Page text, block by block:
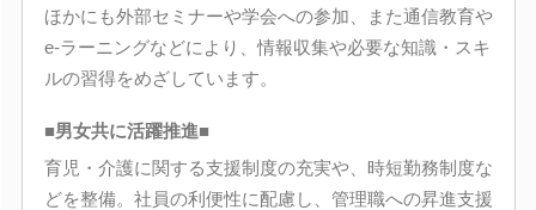
ほかにも外部セミナーや学会への参加、また通信教育や
e-ラーニングなどにより、情報収集や必要な知識・スキ
ルの習得をめざしています。
■男女共に活躍推進■
育児・介護に関する支援制度の充実や、時短勤務制度な
どを整備。社員の利便性に配慮し、管理職への昇進支援